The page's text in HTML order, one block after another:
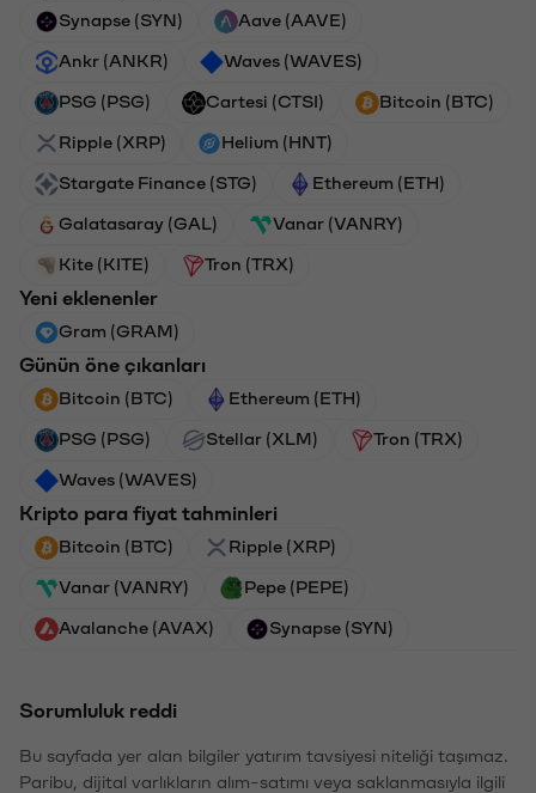
Synapse (SYN) Aave (AAVE)
Ankr (ANKR) Waves (WAVES)
PSG (PSG) Cartesi (CTSI) Bitcoin (BTC)
Ripple (XRP) Helium (HNT)
Stargate Finance (STG) Ethereum (ETH)
Galatasaray (GAL) Vanar (VANRY)
Kite (KITE) Tron (TRX)
Yeni eklenenler
Gram (GRAM)
Günün öne çıkanları
Bitcoin (BTC) Ethereum (ETH)
PSG (PSG) Stellar (XLM) Tron (TRX)
Waves (WAVES)
Kripto para fiyat tahminleri
Bitcoin (BTC) Ripple (XRP)
Vanar (VANRY) Pepe (PEPE)
Avalanche (AVAX) Synapse (SYN)
Sorumluluk reddi
Bu sayfada yer alan bilgiler yatırım tavsiyesi niteliği taşımaz.
Paribu, dijital varlıkların alım-satımı veya saklanmasıyla ilgili